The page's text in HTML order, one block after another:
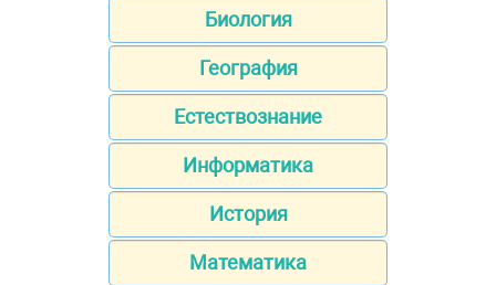
Биология
География
Естествознание
Информатика
История
Математика